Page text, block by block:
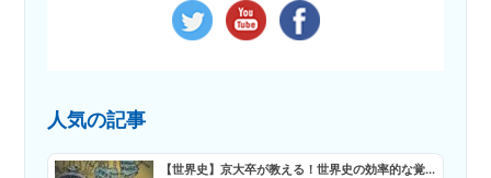
人気の記事
【世界史】京大卒が教える！世界史の効率的な覚...